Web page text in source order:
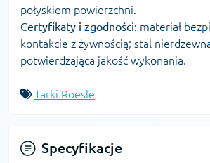
połyskiem powierzchni.
Certyfikaty i zgodności: materiał
kontakcie z żywnością; stal
potwierdzająca jakość wykonania.
Tarki Roesle
Specyfikacje